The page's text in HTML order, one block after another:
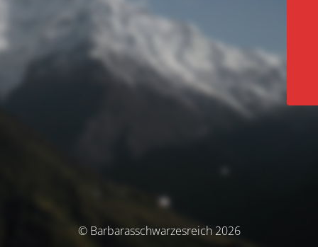
© Barbarasschwarzesreich 2026